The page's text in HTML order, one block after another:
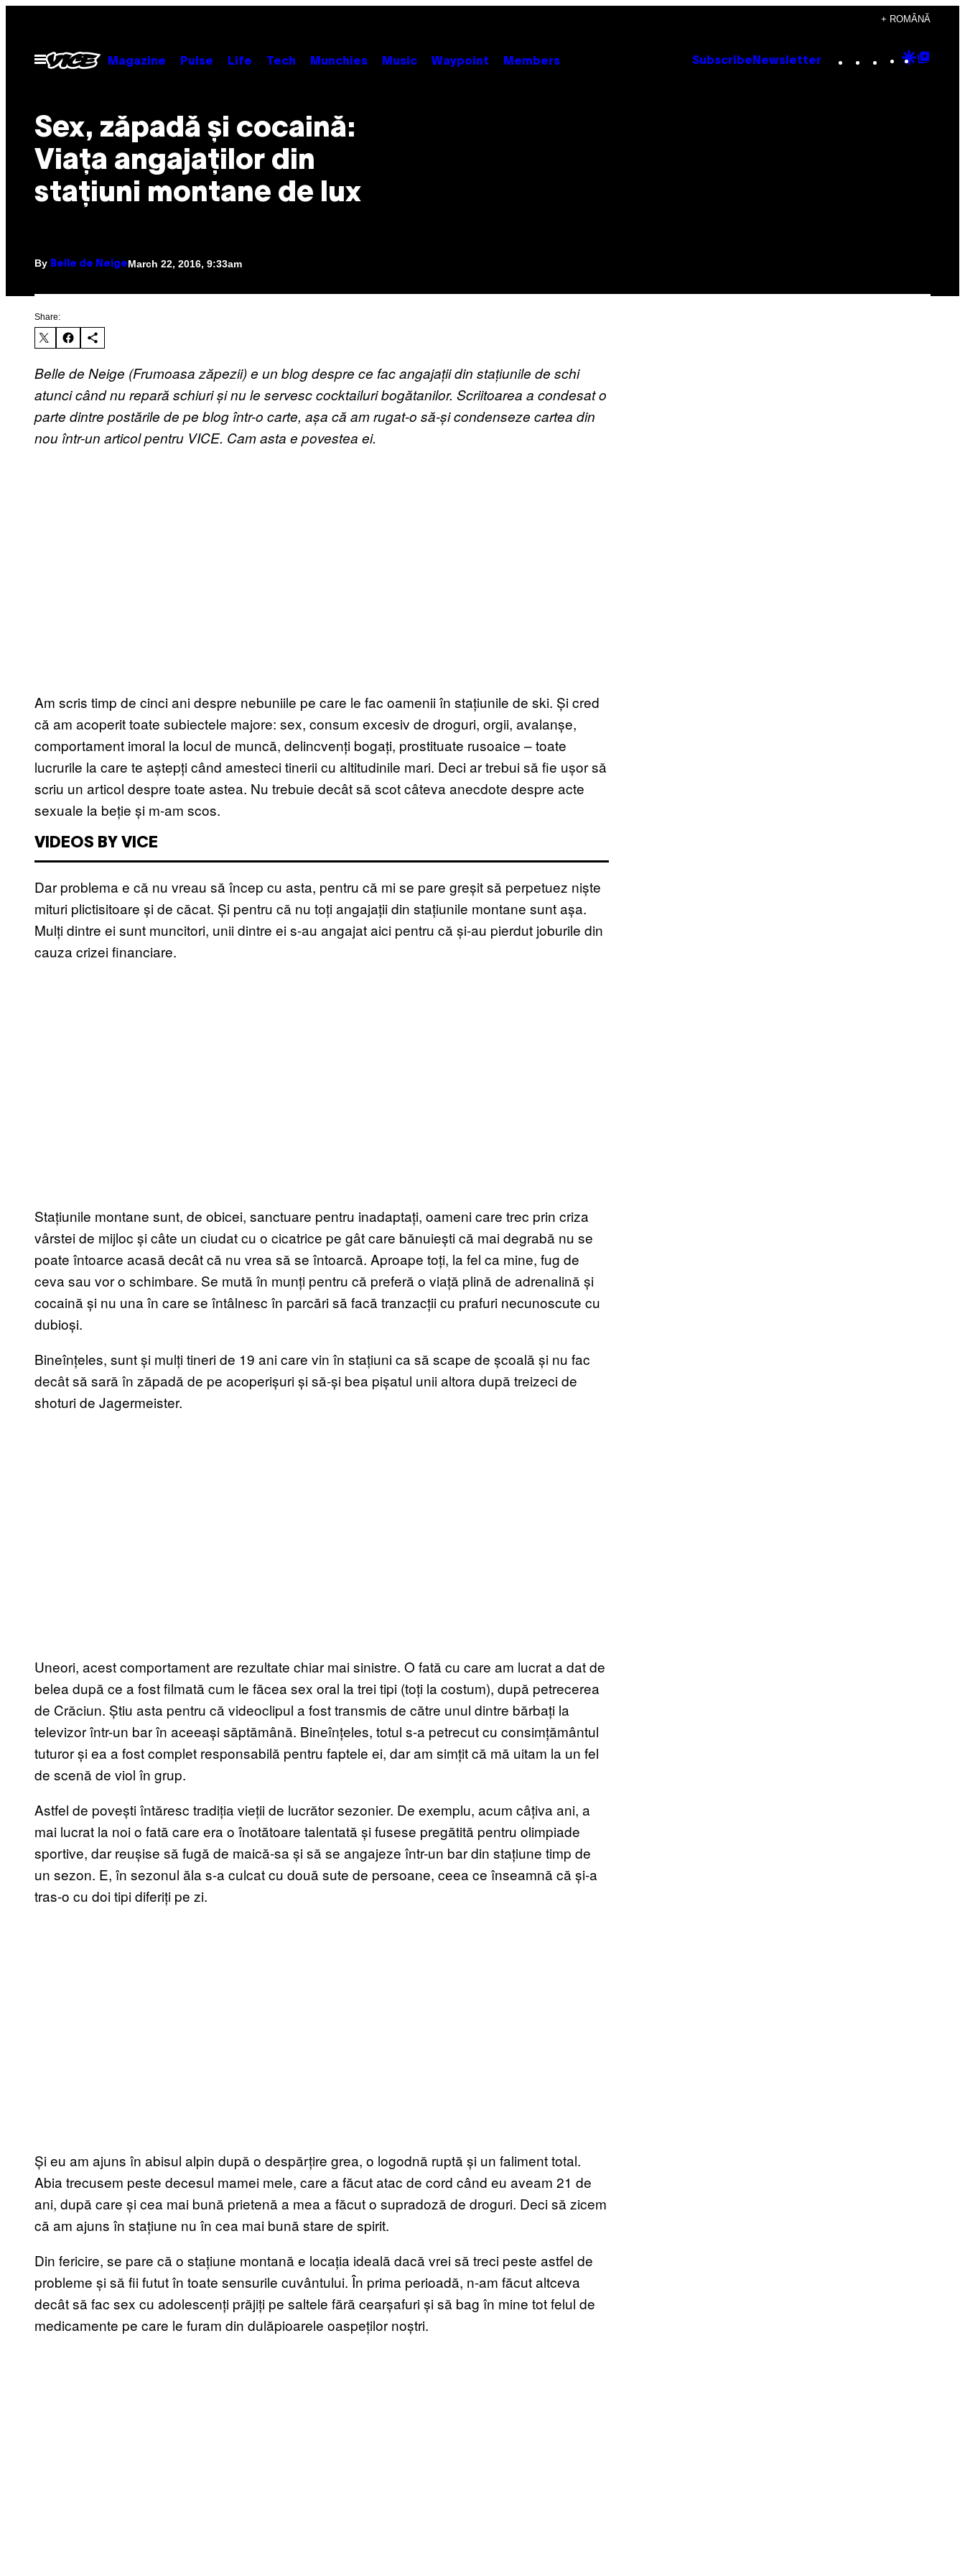
content
+ ROMÂNĂ
Open
Menu
Magazine Pulse Life Tech Munchies Music Waypoint Members Subscribe Newsletter Instagram
TikTok
YouTube
Google
​Sex, zăpadă și cocaină:
Viața angajaților din
stațiuni montane de lux
By Belle de NeigeMarch 22, 2016, 9:33am
Share:
Belle de Neige (Frumoasa zăpezii) e un blog despre ce fac angajații din stațiunile de schi
atunci când nu repară schiuri și nu le servesc cocktailuri bogătanilor. Scriitoarea a condesat o
parte dintre postările de pe blog într-o carte, așa că am rugat-o să-și condenseze cartea din
nou într-un articol pentru VICE. Cam asta e povestea ei.
Am scris timp de cinci ani despre nebuniile pe care le fac oamenii în stațiunile de ski. Și cred
că am acoperit toate subiectele majore: sex, consum excesiv de droguri, orgii, avalanșe,
comportament imoral la locul de muncă, delincvenți bogați, prostituate rusoaice – toate
lucrurile la care te aștepți când amesteci tinerii cu altitudinile mari. Deci ar trebui să fie ușor să
scriu un articol despre toate astea. Nu trebuie decât să scot câteva anecdote despre acte
sexuale la beție și m-am scos.
VIDEOS BY VICE
Dar problema e că nu vreau să încep cu asta, pentru că mi se pare greșit să perpetuez niște
mituri plictisitoare și de căcat. Și pentru că nu toți angajații din stațiunile montane sunt așa.
Mulți dintre ei sunt muncitori, unii dintre ei s-au angajat aici pentru că și-au pierdut joburile din
cauza crizei financiare.
Stațiunile montane sunt, de obicei, sanctuare pentru inadaptați, oameni care trec prin criza
vârstei de mijloc și câte un ciudat cu o cicatrice pe gât care bănuiești că mai degrabă nu se
poate întoarce acasă decât că nu vrea să se întoarcă. Aproape toți, la fel ca mine, fug de
ceva sau vor o schimbare. Se mută în munți pentru că preferă o viață plină de adrenalină și
cocaină și nu una în care se întâlnesc în parcări să facă tranzacții cu prafuri necunoscute cu
dubioși.
Bineînțeles, sunt și mulți tineri de 19 ani care vin în stațiuni ca să scape de școală și nu fac
decât să sară în zăpadă de pe acoperișuri și să-și bea pișatul unii altora după treizeci de
shoturi de Jagermeister.
Uneori, acest comportament are rezultate chiar mai sinistre. O fată cu care am lucrat a dat de
belea după ce a fost filmată cum le făcea sex oral la trei tipi (toți la costum), după petrecerea
de Crăciun. Știu asta pentru că videoclipul a fost transmis de către unul dintre bărbați la
televizor într-un bar în aceeași săptămână. Bineînțeles, totul s-a petrecut cu consimțământul
tuturor și ea a fost complet responsabilă pentru faptele ei, dar am simțit că mă uitam la un fel
de scenă de viol în grup.
Astfel de povești întăresc tradiția vieții de lucrător sezonier. De exemplu, acum câțiva ani, a
mai lucrat la noi o fată care era o înotătoare talentată și fusese pregătită pentru olimpiade
sportive, dar reușise să fugă de maică-sa și să se angajeze într-un bar din stațiune timp de
un sezon. E, în sezonul ăla s-a culcat cu două sute de persoane, ceea ce înseamnă că și-a
tras-o cu doi tipi diferiți pe zi.
Și eu am ajuns în abisul alpin după o despărțire grea, o logodnă ruptă și un faliment total.
Abia trecusem peste decesul mamei mele, care a făcut atac de cord când eu aveam 21 de
ani, după care și cea mai bună prietenă a mea a făcut o supradoză de droguri. Deci să zicem
că am ajuns în stațiune nu în cea mai bună stare de spirit.
Din fericire, se pare că o stațiune montană e locația ideală dacă vrei să treci peste astfel de
probleme și să fii futut în toate sensurile cuvântului. În prima perioadă, n-am făcut altceva
decât să fac sex cu adolescenți prăjiți pe saltele fără cearșafuri și să bag în mine tot felul de
medicamente pe care le furam din dulăpioarele oaspeților noștri.